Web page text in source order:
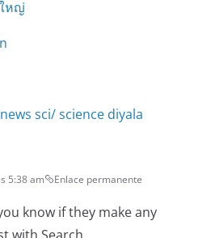
หญ่
sci/ science diyala
5:38 am Enlace permanente
know if they make any